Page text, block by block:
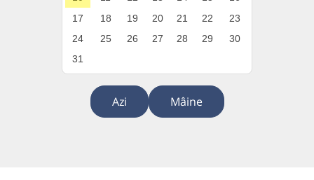
17
18 19 20 21 22
23
24
25 26 27 28 29
30
31
Azi Mâine